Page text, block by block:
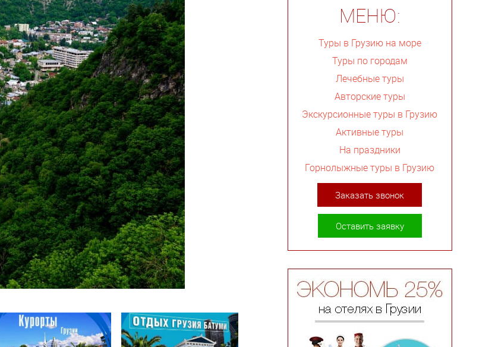
МЕНЮ:
Туры в Грузию на море
Туры по городам
Лечебные туры
Авторские туры
Экскурсионные туры в Грузию
Активные туры
На праздники
Горнолыжные туры в Грузию
Заказать звонок
Оставить заявку